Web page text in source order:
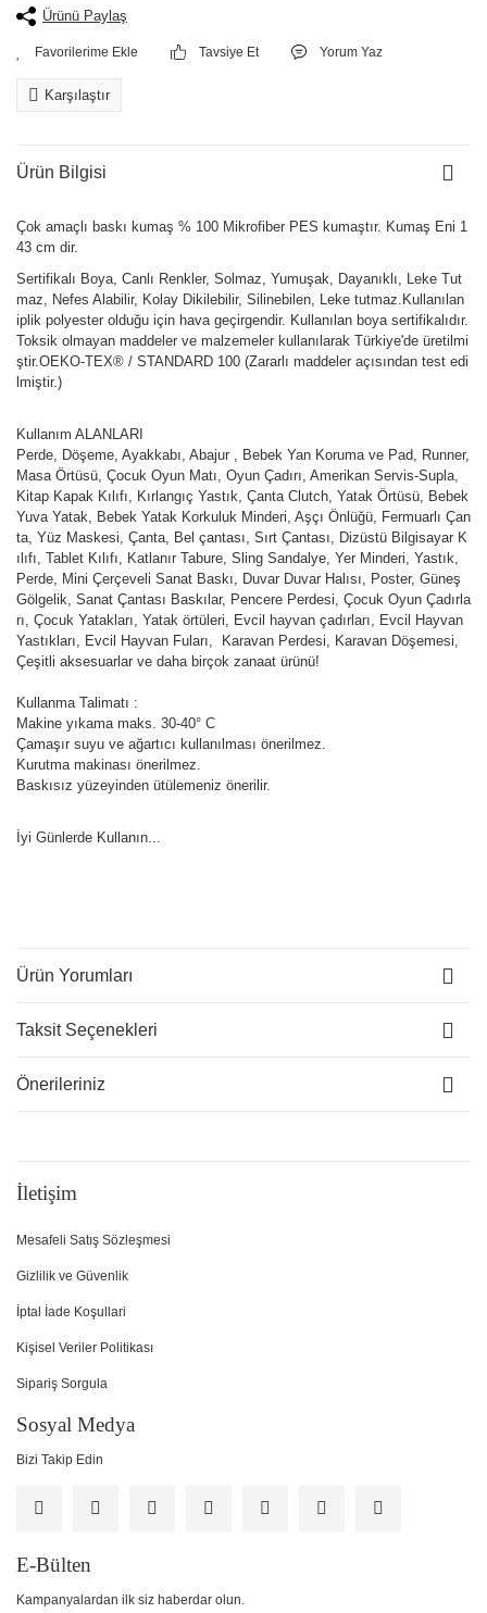
Ürünü Paylaş
Tavsiye Et Yorum Yaz
Karşılaştır
Ürün Bilgisi
Çok amaçlı baskı kumaş % 100 Mikrofiber PES kumaştır. Kumaş Eni 1
43 cm dir.
Sertifikalı Boya, Canlı Renkler, Solmaz, Yumuşak, Dayanıklı, Leke Tut
maz, Nefes Alabilir, Kolay Dikilebilir, Silinebilen, Leke tutmaz.Kullanılan
iplik polyester olduğu için hava geçirgendir. Kullanılan boya sertifikalıdır.
Toksik olmayan maddeler ve malzemeler kullanılarak Türkiye'de üretilmi
ştir.OEKO-TEX® / STANDARD 100 (Zararlı maddeler açısından test edi
lmiştir.)
Kullanım ALANLARI
Perde, Döşeme, Ayakkabı, Abajur , Bebek Yan Koruma ve Pad, Runner,
Masa Örtüsü, Çocuk Oyun Matı, Oyun Çadırı, Amerikan Servis-Supla,
Kitap Kapak Kılıfı, Kırlangıç Yastık, Çanta Clutch, Yatak Örtüsü, Bebek
Yuva Yatak, Bebek Yatak Korkuluk Minderi, Aşçı Önlüğü, Fermuarlı Çan
ta, Yüz Maskesi, Çanta, Bel çantası, Sırt Çantası, Dizüstü Bilgisayar K
ılıfı, Tablet Kılıfı, Katlanır Tabure, Sling Sandalye, Yer Minderi, Yastık,
Perde, Mini Çerçeveli Sanat Baskı, Duvar Duvar Halısı, Poster, Güneş
Gölgelik, Sanat Çantası Baskılar, Pencere Perdesi, Çocuk Oyun Çadırla
rı, Çocuk Yatakları, Yatak örtüleri, Evcil hayvan çadırları, Evcil Hayvan
Yastıkları, Evcil Hayvan Fuları, Karavan Perdesi, Karavan Döşemesi,
Çeşitli aksesuarlar ve daha birçok zanaat ürünü!
Kullanma Talimatı :
Makine yıkama maks. 30-40° C
Çamaşır suyu ve ağartıcı kullanılması önerilmez.
Kurutma makinası önerilmez.
Baskısız yüzeyinden ütülemeniz önerilir.
İyi Günlerde Kullanın...
Ürün Yorumları
Taksit Seçenekleri
Önerileriniz
İletişim
Mesafeli Satış Sözleşmesi
Gizlilik ve Güvenlik
İptal İade Koşullari
Kişisel Veriler Politikası
Sipariş Sorgula
Sosyal Medya
Bizi Takip Edin
E-Bülten
Kampanyalardan ilk siz haberdar olun.